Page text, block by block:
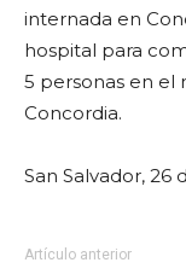
internada en
hospital para
5 personas en el
Concordia.
San Salvador, 26
Artículo anterior